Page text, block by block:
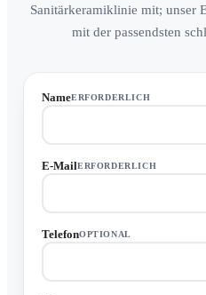
Sanitärkeramiklinie mit; unser
mit der passendsten
NameERFORDERLICH
E-MailERFORDERLICH
TelefonOPTIONAL